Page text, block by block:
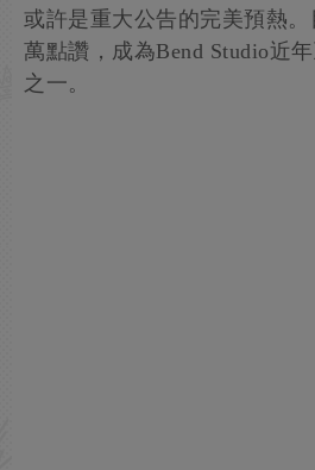
或許是重大公告的完美預熱
萬點讚，成為Bend Studio近
之一。